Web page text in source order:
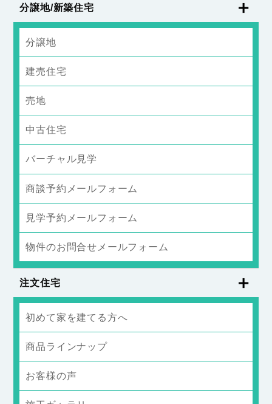
分譲地/新築住宅
分譲地
建売住宅
売地
中古住宅
バーチャル見学
商談予約メールフォーム
見学予約メールフォーム
物件のお問合せメールフォーム
注文住宅
初めて家を建てる方へ
商品ラインナップ
お客様の声